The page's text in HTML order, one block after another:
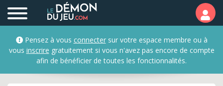
rtsfm.com ✅ Gagnez
Pensez à vous connectersur votre espace membre ou à
vous inscrire gratuitement si vous n'avez pas encore de compte
afin de bénéficier de toutes les fonctionnalités.